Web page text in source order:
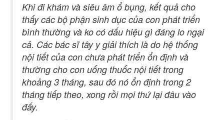
Khi đi khám và siêu âm ổ bụng, kết quả cho
thấy các bộ phận sinh dục của con phát triển
bình thường và ko có dấu hiệu gì đáng lo ngại
cả. Các bác sĩ tây y giải thích là do hệ thống
nội tiết của con chưa phát triển ổn định và
thường cho con uống thuốc nội tiết trong
khoảng 3 tháng, sau đó nó ổn định trong 2
tháng tiếp theo, xong rồi mọi thứ lại đâu vào
đấy.